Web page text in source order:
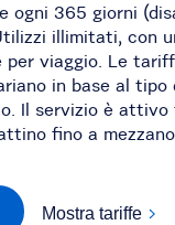
ogni 365 giorni
illimitati, con
per viaggio. Le
in base al tipo
Il servizio è
fino a
Mostra tariffe